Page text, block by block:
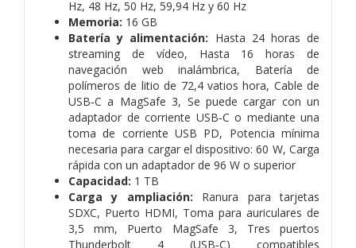
Hz, 48 Hz, 50 Hz, 59,94 Hz y 60 Hz
Memoria: 16 GB
Batería y alimentación: Hasta 24 horas de
streaming de vídeo, Hasta 16 horas de
navegación web inalámbrica, Batería de
polímeros de litio de 72,4 vatios hora, Cable de
USB‑C a MagSafe 3, Se puede cargar con un
adaptador de corriente USB‑C o mediante una
toma de corriente USB PD, Potencia mínima
necesaria para cargar el dispositivo: 60 W, Carga
rápida con un adaptador de 96 W o superior
Capacidad: 1 TB
Carga y ampliación:
Ranura para tarjetas
SDXC, Puerto HDMI, Toma para auriculares de
3,5 mm, Puerto MagSafe 3, Tres puertos
Thunderbolt 4 (USB‑C) compatibles